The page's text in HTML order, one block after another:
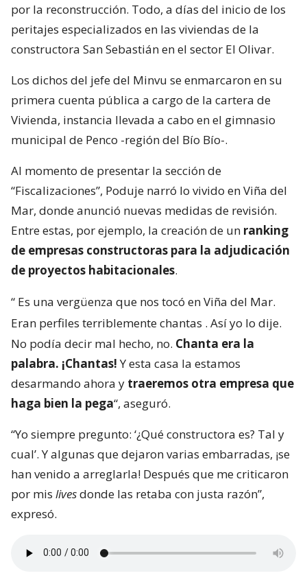
por la reconstrucción. Todo, a días del inicio de los
peritajes especializados en las viviendas de la
constructora San Sebastián en el sector El Olivar.
Los dichos del jefe del Minvu se enmarcaron en su
primera cuenta pública a cargo de la cartera de
Vivienda, instancia llevada a cabo en el gimnasio
municipal de Penco -región del Bío Bío-.
Al momento de presentar la sección de
“Fiscalizaciones”, Poduje narró lo vivido en Viña del
Mar, donde anunció nuevas medidas de revisión.
Entre estas, por ejemplo, la creación de un ranking
de empresas constructoras para la adjudicación
de proyectos habitacionales.
“ Es una vergüenza que nos tocó en Viña del Mar.
Eran perfiles terriblemente chantas . Así yo lo dije.
No podía decir mal hecho, no. Chanta era la
palabra. ¡Chantas!Y esta casa la estamos
desarmando ahora y traeremos otra empresa que
haga bien la pega“, aseguró.
“Yo siempre pregunto: ‘¿Qué constructora es? Tal y
cual’. Y algunas que dejaron varias embarradas, ¡se
han venido a arreglarla! Después que me criticaron
por mis livesdonde las retaba con justa razón”,
expresó.